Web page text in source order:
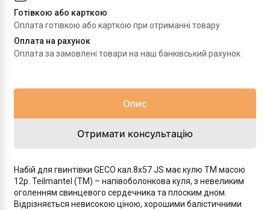
Готівкою або карткою
Оплата готівкою або карткою при отриманні товару
Оплата на рахунок
Оплата за замовлені товари на наш банківський рахунок
Опис
Отримати консультацію
Набій для гвинтівки GECO кал.8x57 JS має кулю TM масою
12р. Teilmantel (TM) – напівоболонкова куля, з невеликим
оголенням свинцевого сердечника та плоским дном.
Відрізняється невисокою ціною, хорошими балістичними